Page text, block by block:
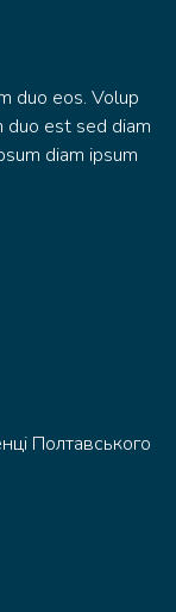
duo eos. Volup
duo est sed diam
diam ipsum
Полтавського